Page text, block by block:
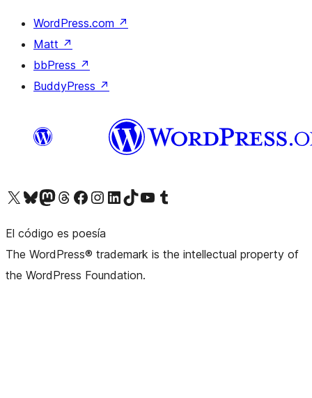
WordPress.com ↗
Matt ↗
bbPress ↗
BuddyPress ↗
Visita nuestra cuenta de X (anteriormente Twitter)
Visita nuestra cuenta de Bluesky
Visita nuestra cuenta de Mastodon
Visita nuestra cuenta de Threads
Visita nuestra página de Facebook
Visita nuestra cuenta de Instagram
Visita nuestra cuenta de LinkedIn
Visita nuestra cuenta de TikTok
Visita nuestro canal de YouTube
Visita nuestra cuenta de Tumblr
El código es poesía
The WordPress® trademark is the intellectual property of
the WordPress Foundation.